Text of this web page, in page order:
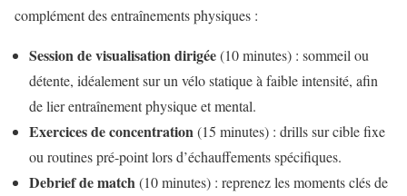
complément des entraînements physiques :
Session de visualisation dirigée(10 minutes) : sommeil ou
détente, idéalement sur un vélo statique à faible intensité, afin
de lier entraînement physique et mental.
Exercices de concentration(15 minutes) : drills sur cible fixe
ou routines pré-point lors d’échauffements spécifiques.
Debrief de match(10 minutes) : reprenez les moments clés de